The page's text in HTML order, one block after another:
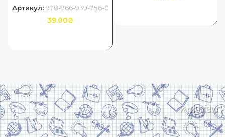
Артикул: 978-966-939-756-0
39.00₴
Харків, вулиця Сумська, 13
Телефон: (050) 305-05-41